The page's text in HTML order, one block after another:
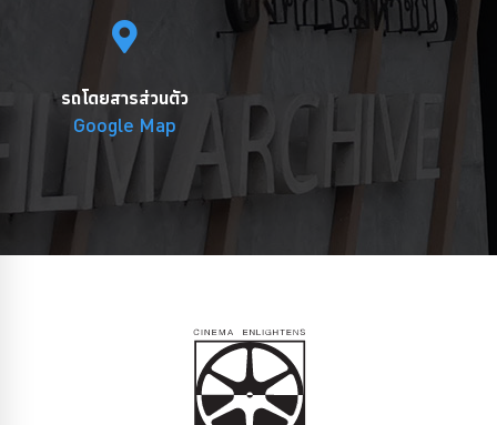
รถโดยสารส่วนตัว
Google Map